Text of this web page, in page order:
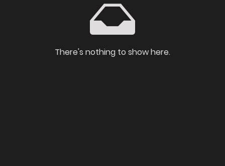
There's nothing to show here.